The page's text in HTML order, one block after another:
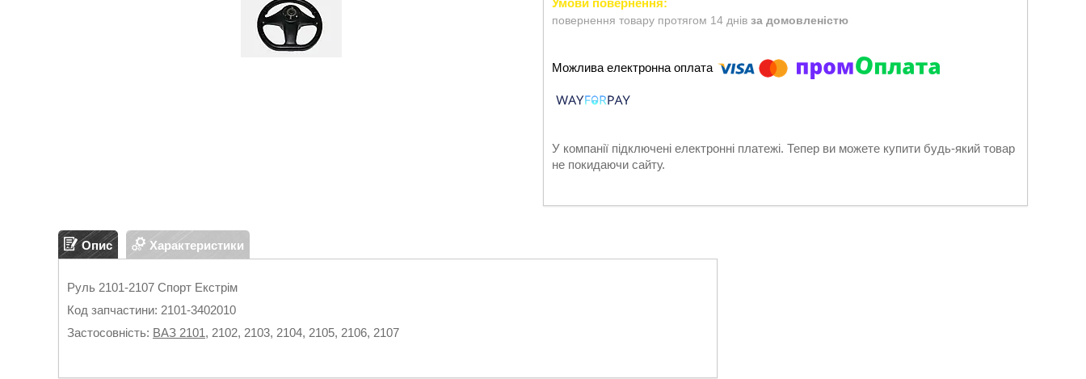
повернення товару протягом 14 днів за домовленістю
У компанії підключені електронні платежі. Тепер ви можете купити будь-який товар
не покидаючи сайту.
Опис Характеристики
Руль 2101-2107 Спорт Екстрім
Код запчастини: 2101-3402010
Застосовність: ВАЗ 2101, 2102, 2103, 2104, 2105, 2106, 2107